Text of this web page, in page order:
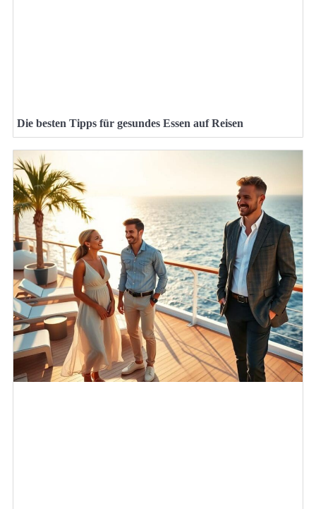
Die besten Tipps für gesundes Essen auf Reisen